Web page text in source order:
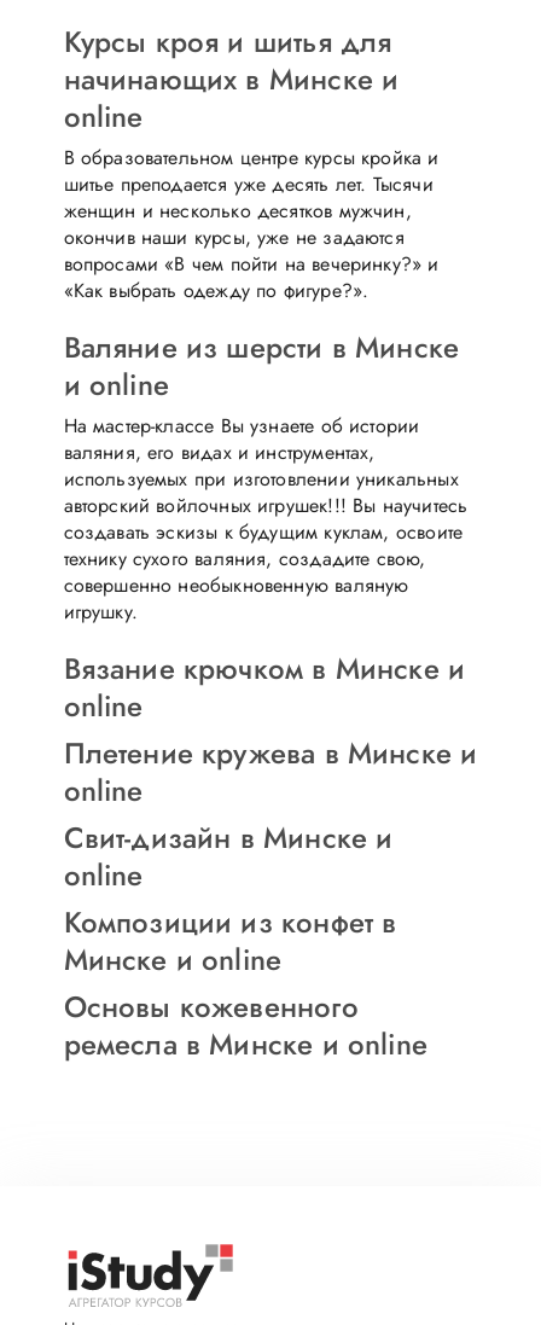
Курсы кроя и шитья для
начинающих в Минске и
online
В образовательном центре курсы кройка и
шитье преподается уже десять лет. Тысячи
женщин и несколько десятков мужчин,
окончив наши курсы, уже не задаются
вопросами «В чем пойти на вечеринку?» и
«Как выбрать одежду по фигуре?».
Валяние из шерсти в Минске
и online
На мастер-классе Вы узнаете об истории
валяния, его видах и инструментах,
используемых при изготовлении уникальных
авторский войлочных игрушек!!! Вы научитесь
создавать эскизы к будущим куклам, освоите
технику сухого валяния, создадите свою,
совершенно необыкновенную валяную
игрушку.
Вязание крючком в Минске и
online
Плетение кружева в Минске и
online
Свит-дизайн в Минске и
online
Композиции из конфет в
Минске и online
Основы кожевенного
ремесла в Минске и online